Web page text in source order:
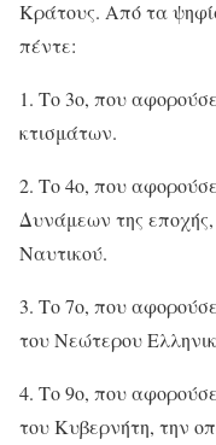
Κράτους. Από τα
πέντε:
1. Το 3ο, που
κτισμάτων.
2. Το 4ο, που
Δυνάμεων της
Ναυτικού.
3. Το 7ο, που
του Νεώτερου
4. Το 9ο, που
του Κυβερνήτη, την